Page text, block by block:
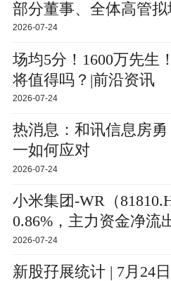
部分董事、全体高管
2026-07-24
场均5分！1600万先生
将值得吗？|前沿资讯
2026-07-24
热消息：和讯信息房
一如何应对
2026-07-24
小米集团-WR（
0.86%，主力资金净流
2026-07-24
新股孖展统计 | 7月24日